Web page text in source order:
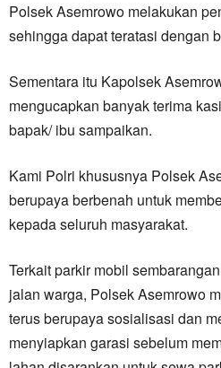
Polsek Asemrowo melakukan
sehingga dapat teratasi dengan
Sementara itu Kapolsek
mengucapkan banyak terima
bapak/ ibu sampaikan.
Kami Polri khususnya Polsek
berupaya berbenah untuk
kepada seluruh masyarakat.
Terkait parkir mobil
jalan warga, Polsek Asemrowo
terus berupaya sosialisasi dan
menyiapkan garasi sebelum